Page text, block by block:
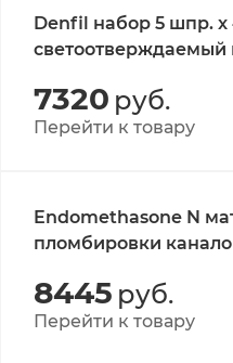
Denfil набор 5 шпр. x
светоотверждаемый
материал
7320 руб.
Перейти к товару
Endomethasone N
пломбировки
8445 руб.
Перейти к товару